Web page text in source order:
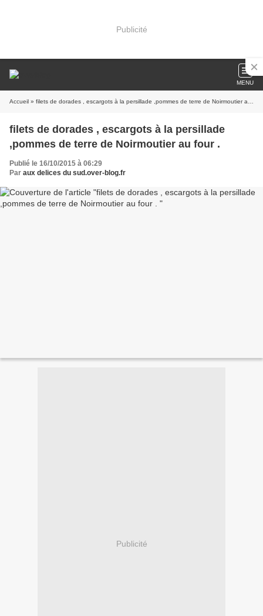
Publicité
MENU
Accueil » filets de dorades , escargots à la persillade ,pommes de terre de Noirmoutier au four .
filets de dorades , escargots à la persillade
,pommes de terre de Noirmoutier au four .
Publié le 16/10/2015 à 06:29
Par aux delices du sud.over-blog.fr
Publicité